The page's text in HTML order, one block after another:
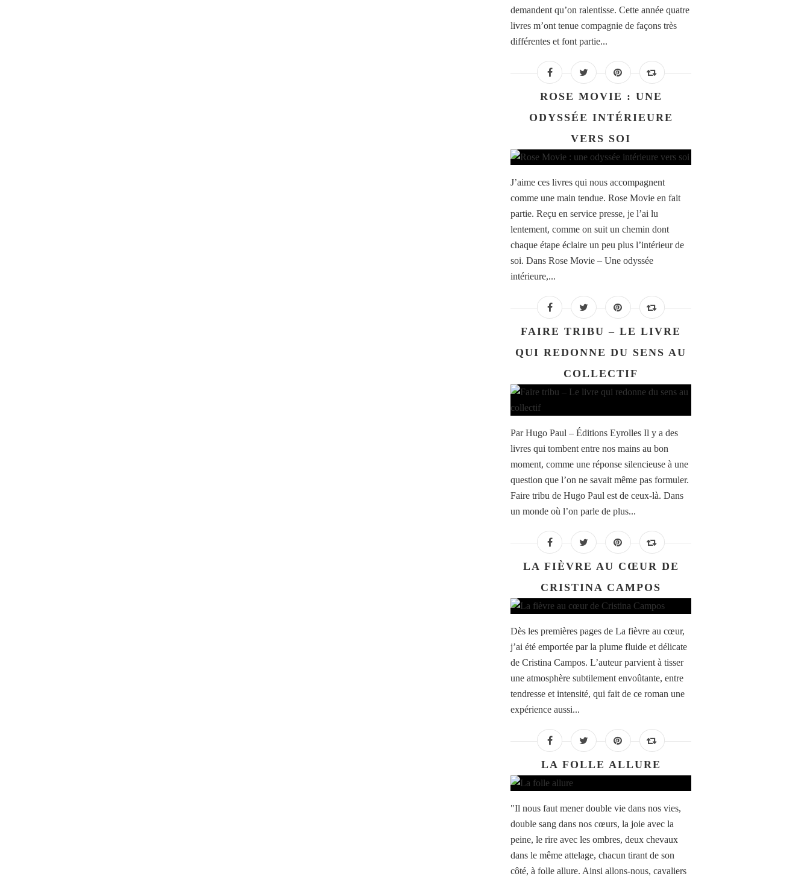
demandent qu’on ralentisse. Cette année quatre
livres m’ont tenue compagnie de façons très
différentes et font partie...
ROSE MOVIE : UNE
ODYSSÉE INTÉRIEURE
VERS SOI
J’aime ces livres qui nous accompagnent
comme une main tendue. Rose Movie en fait
partie. Reçu en service presse, je l’ai lu
lentement, comme on suit un chemin dont
chaque étape éclaire un peu plus l’intérieur de
soi. Dans Rose Movie – Une odyssée
intérieure,...
FAIRE TRIBU – LE LIVRE
QUI REDONNE DU SENS AU
COLLECTIF
Par Hugo Paul – Éditions Eyrolles Il y a des
livres qui tombent entre nos mains au bon
moment, comme une réponse silencieuse à une
question que l’on ne savait même pas formuler.
Faire tribu de Hugo Paul est de ceux-là. Dans
un monde où l’on parle de plus...
LA FIÈVRE AU CŒUR DE
CRISTINA CAMPOS
Dès les premières pages de La fièvre au cœur,
j’ai été emportée par la plume fluide et délicate
de Cristina Campos. L’auteur parvient à tisser
une atmosphère subtilement envoûtante, entre
tendresse et intensité, qui fait de ce roman une
expérience aussi...
LA FOLLE ALLURE
"Il nous faut mener double vie dans nos vies,
double sang dans nos cœurs, la joie avec la
peine, le rire avec les ombres, deux chevaux
dans le même attelage, chacun tirant de son
côté, à folle allure. Ainsi allons-nous, cavaliers